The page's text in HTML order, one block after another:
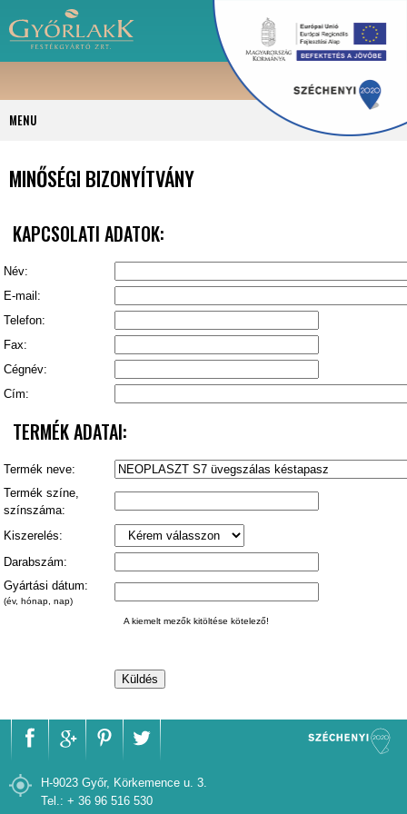
MENU
MINŐSÉGI BIZONYÍTVÁNY
KAPCSOLATI ADATOK:
Név:
E-mail:
Telefon:
Fax:
Cégnév:
Cím:
TERMÉK ADATAI:
Termék neve:
Termék színe,
színszáma:
Kiszerelés:
Darabszám:
Gyártási dátum:
(év, hónap, nap)
A kiemelt mezők kitöltése kötelező!
H-9023 Győr, Körkemence u. 3.
Tel.: + 36 96 516 530